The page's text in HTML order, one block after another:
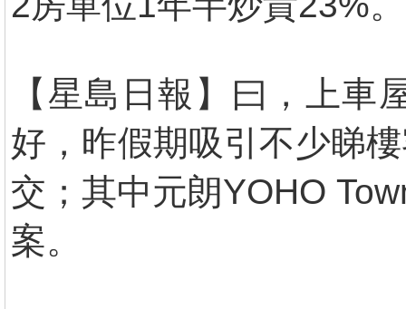
【星島日報】曰，上
好，昨假期吸引不少睇
交；其中元朗YOHO
案。